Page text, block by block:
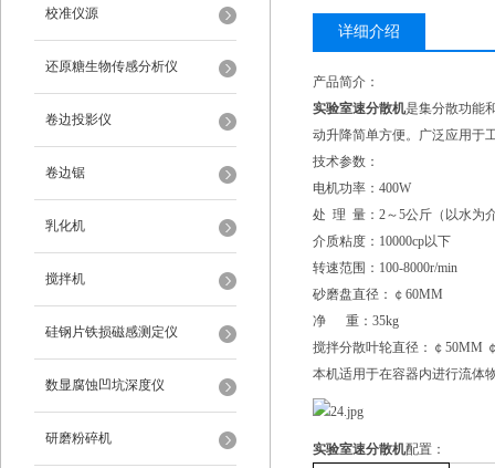
校准仪源
还原糖生物传感分析仪
卷边投影仪
卷边锯
乳化机
搅拌机
硅钢片铁损磁感测定仪
数显腐蚀凹坑深度仪
研磨粉碎机
详细介绍
产品简介：
实验室速分散机是集分散功能
动升降简单方便。广泛应用于
技术参数：
电机功率：400W
处 理 量：2～5公斤（以水为
介质粘度：10000cp以下
转速范围：100-8000r/min
砂磨盘直径：￠60MM
净 重：35kg
搅拌分散叶轮直径：￠50MM
本机适用于在容器内进行流体
实验室速分散机配置：